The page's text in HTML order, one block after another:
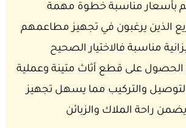
بأسعار مناسبة خطوة مهمة
الذين يرغبون في تجهيز مطاعمهم
مناسبة فالاختيار الصحيح
على قطع أثاث متينة وعملية
والتركيب مما يسهل تجهيز
راحة الملاك والزبائن